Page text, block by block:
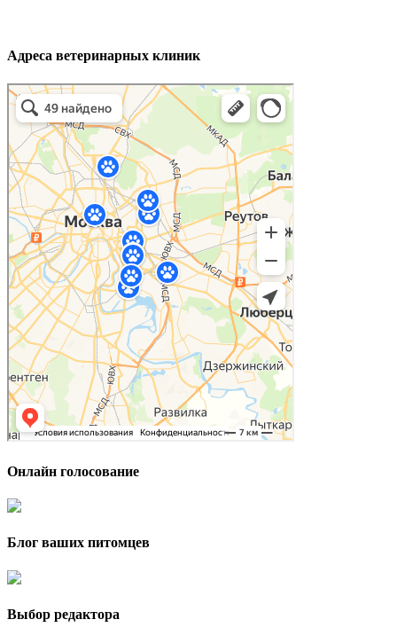
Адреса ветеринарных клиник
Онлайн голосование
Блог ваших питомцев
Выбор редактора